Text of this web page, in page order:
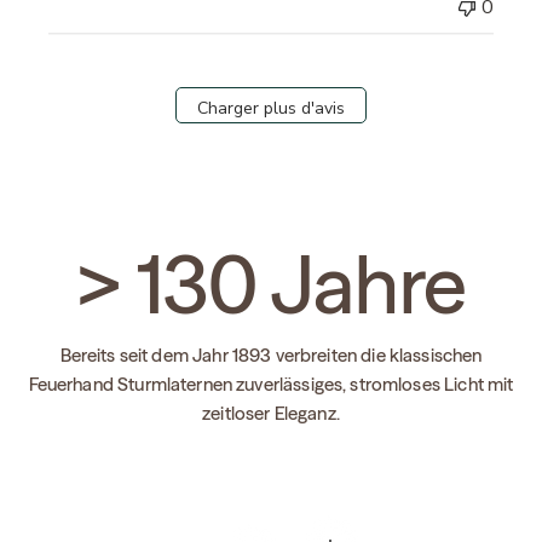
0
Charger plus d'avis
> 130Jahre
Bereits seit dem Jahr 1893 verbreiten die klassischen
Feuerhand Sturmlaternen zuverlässiges, stromloses Licht mit
zeitloser Eleganz.